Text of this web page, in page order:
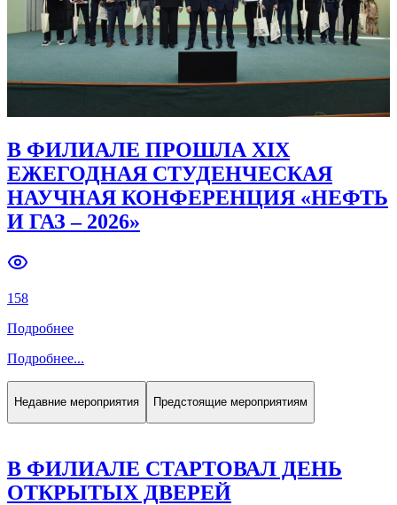
В ФИЛИАЛЕ ПРОШЛА XIX
ЕЖЕГОДНАЯ СТУДЕНЧЕСКАЯ
НАУЧНАЯ КОНФЕРЕНЦИЯ «НЕФТЬ
И ГАЗ – 2026»
158
Подробнее
Подробнее...
Недавние мероприятия Предстоящие мероприятиям
В ФИЛИАЛЕ СТАРТОВАЛ ДЕНЬ
ОТКРЫТЫХ ДВЕРЕЙ